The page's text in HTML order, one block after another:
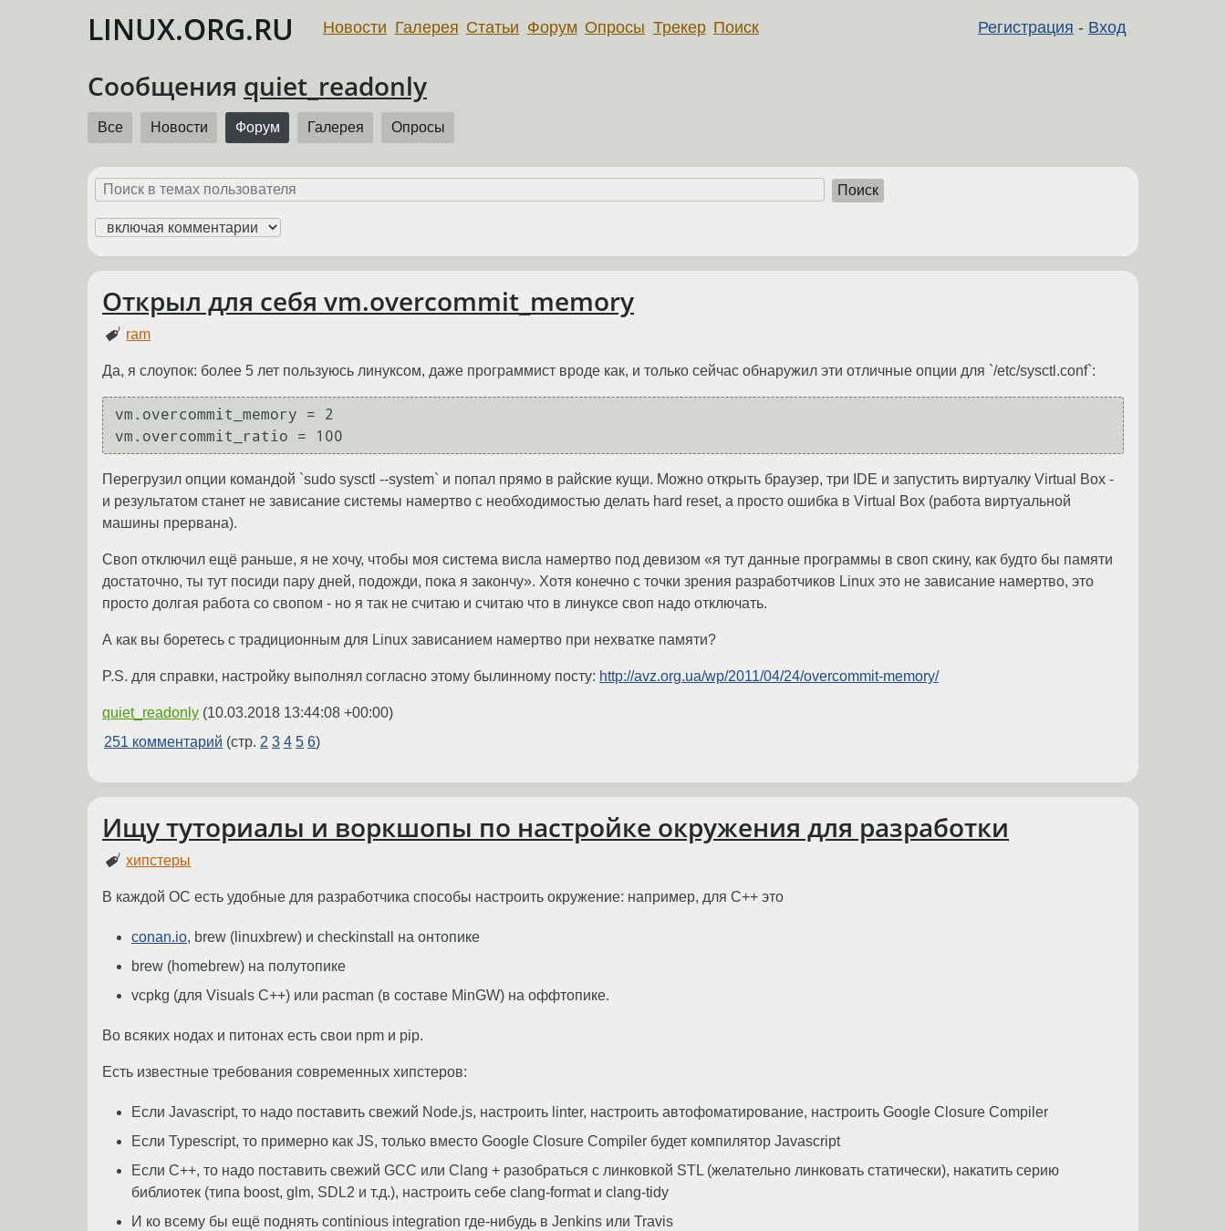
LINUX.ORG.RU Регистрация - Вход
Новости Галерея Статьи Форум Опросы Трекер Поиск
Сообщения quiet_readonly
Все Новости Форум Галерея Опросы
Поиск
Открыл для себя vm.overcommit_memory
ram
Да, я слоупок: более 5 лет пользуюсь линуксом, даже программист вроде как, и только сейчас обнаружил эти отличные опции для `/etc/sysctl.conf`:
vm.overcommit_memory = 2
Перегрузил опции командой `sudo sysctl --system` и попал прямо в райские кущи. Можно открыть браузер, три IDE и запустить виртуалку Virtual Box -
и результатом станет не зависание системы намертво с необходимостью делать hard reset, а просто ошибка в Virtual Box (работа виртуальной
машины прервана).
Своп отключил ещё раньше, я не хочу, чтобы моя система висла намертво под девизом «я тут данные программы в своп скину, как будто бы памяти
достаточно, ты тут посиди пару дней, подожди, пока я закончу». Хотя конечно с точки зрения разработчиков Linux это не зависание намертво, это
просто долгая работа со свопом - но я так не считаю и считаю что в линуксе своп надо отключать.
А как вы боретесь с традиционным для Linux зависанием намертво при нехватке памяти?
P.S. для справки, настройку выполнял согласно этому былинному посту: http://avz.org.ua/wp/2011/04/24/overcommit-memory/
quiet_readonly (10.03.2018 13:44:08 +00:00)
251 комментарий (стр. 2 3 4 5 6)
Ищу туториалы и воркшопы по настройке окружения для разработки
хипстеры
В каждой ОС есть удобные для разработчика способы настроить окружение: например, для C++ это
conan.io, brew (linuxbrew) и checkinstall на онтопике
brew (homebrew) на полутопике
vcpkg (для Visuals C++) или pacman (в составе MinGW) на оффтопике.
Во всяких нодах и питонах есть свои npm и pip.
Есть известные требования современных хипстеров:
Если Javascript, то надо поставить свежий Node.js, настроить linter, настроить автофоматирование, настроить Google Closure Compiler
Если Typescript, то примерно как JS, только вместо Google Closure Compiler будет компилятор Javascript
Если C++, то надо поставить свежий GCC или Clang + разобраться с линковкой STL (желательно линковать статически), накатить серию
библиотек (типа boost, glm, SDL2 и т.д.), настроить себе clang-format и clang-tidy
И ко всему бы ещё поднять continious integration где-нибудь в Jenkins или Travis